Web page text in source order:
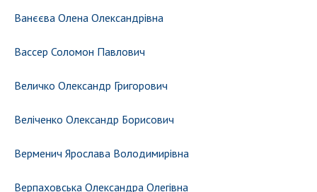
Ванєєва Олена Олександрівна
Вассер Соломон Павлович
Величко Олександр Григорович
Веліченко Олександр Борисович
Верменич Ярослава Володимирівна
Верпаховська Олександра Олегівна